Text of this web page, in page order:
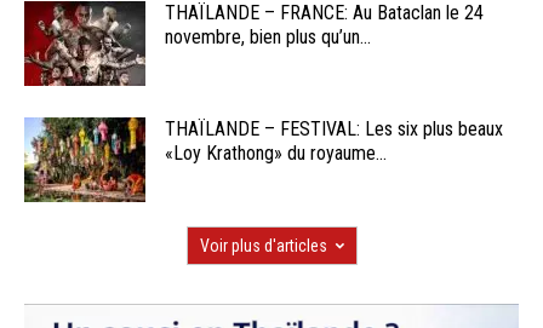
THAÏLANDE – FRANCE: Au Bataclan le 24
novembre, bien plus qu’un...
THAÏLANDE – FESTIVAL: Les six plus beaux
«Loy Krathong» du royaume...
Voir plus d'articles